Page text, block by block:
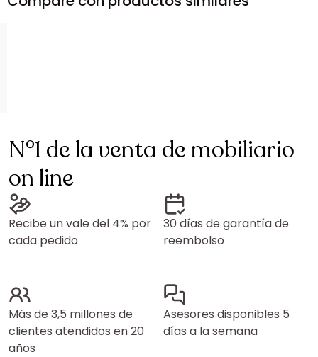
N°1 de la venta de mobiliario
on line
Recibe un vale del 4% por
cada pedido
30 días de garantía de
reembolso
Más de 3,5 millones de
clientes atendidos en 20
años
Asesores disponibles 5
días a la semana